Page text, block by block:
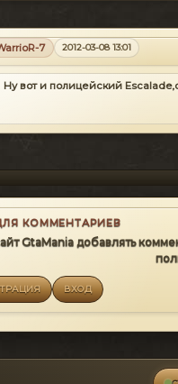
7 2012-03-08 13:01
Ну вот и полицейский
КОММЕНТАРИЕВ
GtaMania добавлять
ВХОД